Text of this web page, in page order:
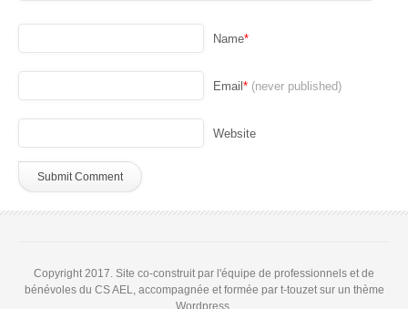
Name*
Email * (never published)
Website
Copyright 2017. Site co-construit par l'équipe de professionnels et de
bénévoles du CS AEL, accompagnée et formée par t-touzet sur un thème
Wordpress.